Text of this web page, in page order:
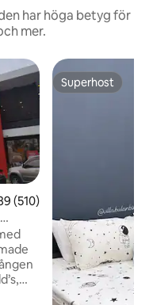
har höga betyg för
mer.
av 5 i genomsnittligt
(510)
Superhost
Superhost